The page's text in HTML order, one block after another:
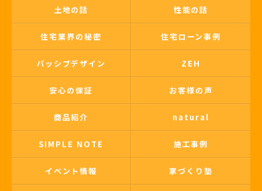
土地の話 性能の話
住宅業界の秘密 住宅ローン事例
パッシブデザイン ZEH
安心の保証 お客様の声
商品紹介 natural
SIMPLE NOTE 施工事例
イベント情報 家づくり塾